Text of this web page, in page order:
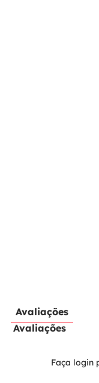
Avaliações
Avaliações
Faça login